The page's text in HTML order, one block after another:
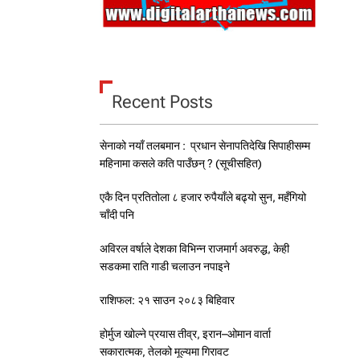
Recent Posts
सेनाको नयाँ तलबमान : प्रधान सेनापतिदेखि सिपाहीसम्म
महिनामा कसले कति पाउँछन् ? (सूचीसहित)
एकै दिन प्रतितोला ८ हजार रुपैयाँले बढ्यो सुन, महँगियो
चाँदी पनि
अविरल वर्षाले देशका विभिन्न राजमार्ग अवरुद्ध, केही
सडकमा राति गाडी चलाउन नपाइने
राशिफल: २१ साउन २०८३ बिहिवार
होर्मुज खोल्ने प्रयास तीव्र, इरान–ओमान वार्ता
सकारात्मक, तेलको मूल्यमा गिरावट